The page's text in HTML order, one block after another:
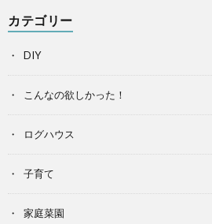
カテゴリー
DIY
こんなの欲しかった！
ログハウス
子育て
家庭菜園